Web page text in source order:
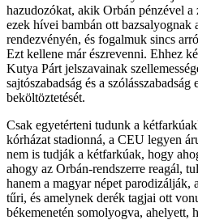
hazudozókat, akik Orbán pénzével a
ezek hívei bambán ott
rendezvényén, és fogalmuk sincs
Ezt kellene már észrevenni. Ehhez
Kutya Párt jelszavainak
sajtószabadság és a
beköltöztetését.
Csak egyetérteni tudunk a
kórházat stadionná, a CEU legyen
nem is tudják a kétfarkúak, hogy
ahogy az Orbán-rendszerre reagál,
hanem a magyar népet parodizálják,
tűri, és amelynek derék tagjai ott
békemenetén somolyogva, ahelyett,